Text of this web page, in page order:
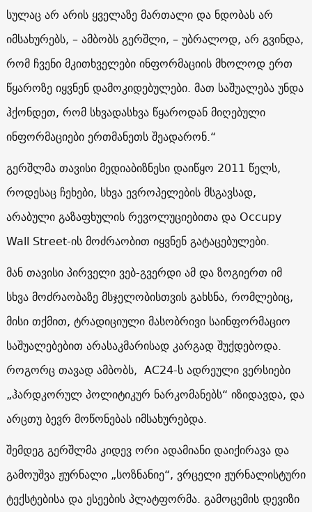
სულაც არ არის ყველაზე მართალი და ნდობას არ
იმსახურებს, – ამბობს გერშლი, – უბრალოდ, არ გვინდა,
რომ ჩვენი მკითხველები ინფორმაციის მხოლოდ ერთ
წყაროზე იყვნენ დამოკიდებულები. მათ საშუალება უნდა
ჰქონდეთ, რომ სხვადასხვა წყაროდან მიღებული
ინფორმაციები ერთმანეთს შეადარონ.“
გერშლმა თავისი მედიაბიზნესი დაიწყო 2011 წელს,
როდესაც ჩეხები, სხვა ევროპელების მსგავსად,
არაბული გაზაფხულის რევოლუციებითა და Occupy
Wall Street-ის მოძრაობით იყვნენ გატაცებულები.
მან თავისი პირველი ვებ-გვერდი ამ და ზოგიერთ იმ
სხვა მოძრაობაზე მსჯელობისთვის გახსნა, რომლებიც,
მისი თქმით, ტრადიციული მასობრივი საინფორმაციო
საშუალებებით არასაკმარისად კარგად შუქდებოდა.
როგორც თავად ამბობს, AC24-ს ადრეული ვერსიები
„ჰარდკორულ პოლიტიკურ ნარკომანებს“ იზიდავდა, და
არცთუ ბევრ მოწონებას იმსახურებდა.
შემდეგ გერშლმა კიდევ ორი ადამიანი დაიქირავა და
გამოუშვა ჟურნალი „სოზნანიე“, ვრცელი ჟურნალისტური
ტექსტებისა და ესეების პლატფორმა. გამოცემის დევიზი